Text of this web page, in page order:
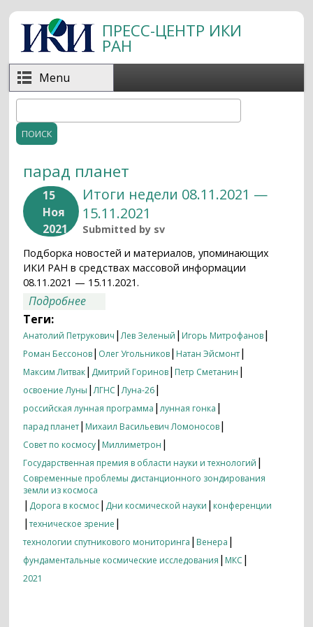
Перейти к основному содержанию
ПРЕСС-ЦЕНТР ИКИ
РАН
Menu
Форма поиска
парад планет
15
Ноя
2021
Итоги недели 08.11.2021 —
15.11.2021
Submitted by sv
Подборка новостей и материалов, упоминающих
ИКИ РАН в средствах массовой информации
08.11.2021 — 15.11.2021.
Подробнее
Теги:
Анатолий Петрукович |Лев Зеленый | Игорь Митрофанов|
Роман Бессонов| Олег Угольников| Натан Эйсмонт|
Максим Литвак| Дмитрий Горинов| Петр Сметанин |
освоение Луны |ЛГНС |Луна-26|
российская лунная программа |лунная гонка |
парад планет| Михаил Васильевич Ломоносов|
Совет по космосу| Миллиметрон |
Государственная премия в области науки и технологий |
Современные проблемы дистанционного зондирования
земли из космоса
| Дорога в космос| Дни космической науки | конференции
|техническое зрение |
технологии спутникового мониторинга | Венера |
фундаментальные космические исследования | МКС |
2021